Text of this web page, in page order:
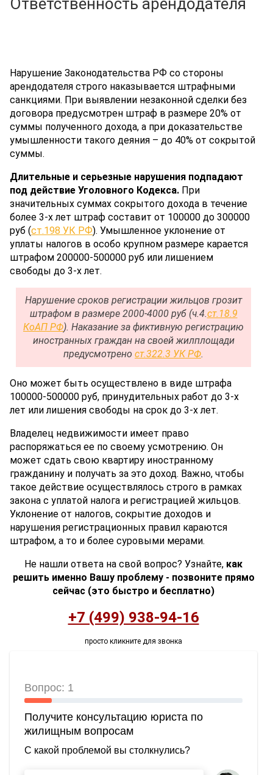
Ответственность арендодателя
Нарушение Законодательства РФ со стороны
арендодателя строго наказывается штрафными
санкциями. При выявлении незаконной сделки без
договора предусмотрен штраф в размере 20% от
суммы полученного дохода, а при доказательстве
умышленности такого деяния – до 40% от сокрытой
суммы.
Длительные и серьезные нарушения подпадают
под действие Уголовного Кодекса. При
значительных суммах сокрытого дохода в течение
более 3-х лет штраф составит от 100000 до 300000
руб (ст.198 УК РФ). Умышленное уклонение от
уплаты налогов в особо крупном размере карается
штрафом 200000-500000 руб или лишением
свободы до 3-х лет.
Нарушение сроков регистрации жильцов грозит
штрафом в размере 2000-4000 руб (ч.4.ст.18.9
КоАП РФ). Наказание за фиктивную регистрацию
иностранных граждан на своей жилплощади
предусмотрено ст.322.3 УК РФ.
Оно может быть осуществлено в виде штрафа
100000-500000 руб, принудительных работ до 3-х
лет или лишения свободы на срок до 3-х лет.
Владелец недвижимости имеет право
распоряжаться ее по своему усмотрению. Он
может сдать свою квартиру иностранному
гражданину и получать за это доход. Важно, чтобы
такое действие осуществлялось строго в рамках
закона с уплатой налога и регистрацией жильцов.
Уклонение от налогов, сокрытие доходов и
нарушения регистрационных правил караются
штрафом, а то и более суровыми мерами.
Не нашли ответа на свой вопрос? Узнайте, как
решить именно Вашу проблему - позвоните прямо
сейчас (это быстро и бесплатно)
+7 (499) 938-94-16
просто кликните для звонка